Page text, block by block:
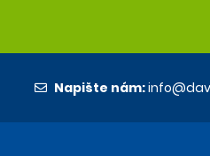
Napište nám: